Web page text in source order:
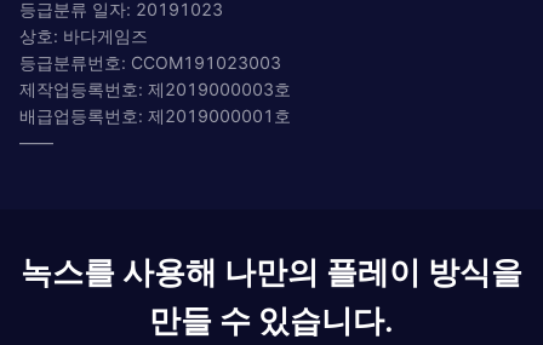
등급분류 일자: 20191023
상호: 바다게임즈
등급분류번호: CCOM191023003
제작업등록번호: 제2019000003호
배급업등록번호: 제2019000001호
——
녹스를 사용해 나만의 플레이 방식을
만들 수 있습니다.